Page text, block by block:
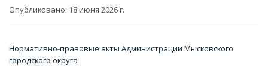
Опубликовано: 18 июня 2026 г.
Нормативно-правовые акты Администрации Мысковского
городского округа